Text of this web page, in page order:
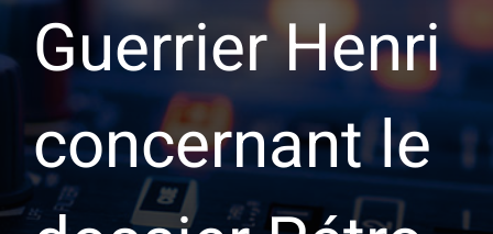
Guerrier Henri
concernant le